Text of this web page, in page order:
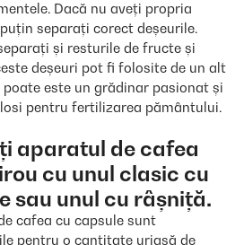
Dacă nu aveți propria
separați corect deșeurile.
și resturile de fructe și
deșeuri pot fi folosite de un alt
poate este un grădinar pasionat și
pentru fertilizarea pământului.
aparatul de cafea
cu unul clasic cu
sau unul cu râșniță.
cafea cu capsule sunt
pentru o cantitate uriașă de